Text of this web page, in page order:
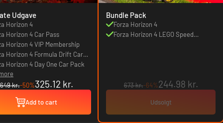
Udgave
Horizon 4
Horizon 4 Car Pass
Horizon 4 VIP Membership
Horizon 4 Formula Drift Car
Horizon 4 Day One Car Pack
649 kr.-50%325.12 kr.
Add to cart
Bundle Pack
Forza Horizon 4
Forza Horizon 4 LEGO Speed
673 kr.-64%244.98 kr.
Udsolgt